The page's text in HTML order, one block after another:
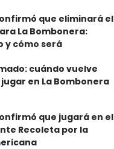
que eliminará el
La Bombonera:
y cómo será
cuándo vuelve
jugar en La Bombonera
que jugará en el
Recoleta por la